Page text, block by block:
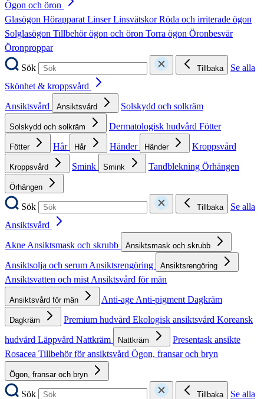
Ögon och öron
Glasögon HörapparatLinserLinsvätskorRöda och irriterade ögon
Solglasögon Tillbehör ögon och öron Torra ögon Öronbesvär
Öronproppar
Sök
Tillbaka
Se alla
Skönhet & kroppsvård
Ansiktsvård
Ansiktsvård Solskydd och solkräm
Solskydd och solkräm Dermatologisk hudvård Fötter
Fötter Hår Hår Händer Händer Kroppsvård
Kroppsvård Smink Smink Tandblekning Örhängen
Örhängen
Sök Tillbaka
Se alla
Ansiktsvård
AkneAnsiktsmask och skrubb Ansiktsmask och skrubb
Ansiktsolja och serumAnsiktsrengöring Ansiktsrengöring
Ansiktsvatten och mistAnsiktsvård för män
Ansiktsvård för män Anti-ageAnti-pigmentDagkräm
Dagkräm Premium hudvård Ekologisk ansiktsvård Koreansk
hudvård Läppvård Nattkräm Nattkräm
Presentask ansikte
Rosacea Tillbehör för ansiktsvård Ögon, fransar och bryn
Ögon, fransar och bryn
Sök Tillbaka
Se alla